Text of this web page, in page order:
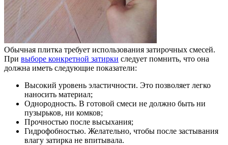
Обычная плитка требует использования затирочных смесей.
При выборе конкретной затирки следует помнить, что она
должна иметь следующие показатели:
Высокий уровень эластичности. Это позволяет легко
наносить материал;
Однородность. В готовой смеси не должно быть ни
пузырьков, ни комков;
Прочностью после высыхания;
Гидрофобностью. Желательно, чтобы после застывания
влагу затирка не впитывала.